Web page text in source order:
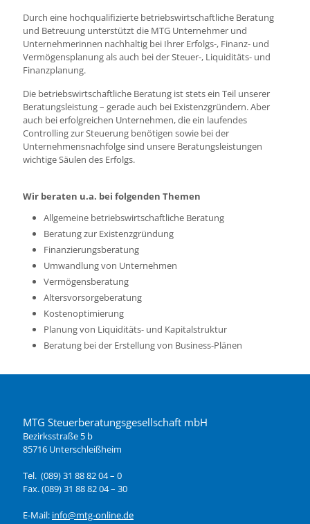
Durch eine hochqualifizierte betriebswirtschaftliche Beratung
und Betreuung unterstützt die MTG Unternehmer und
Unternehmerinnen nachhaltig bei Ihrer Erfolgs-, Finanz- und
Vermögensplanung als auch bei der Steuer-, Liquiditäts- und
Finanzplanung.
Die betriebswirtschaftliche Beratung ist stets ein Teil unserer
Beratungsleistung – gerade auch bei Existenzgründern. Aber
auch bei erfolgreichen Unternehmen, die ein laufendes
Controlling zur Steuerung benötigen sowie bei der
Unternehmensnachfolge sind unsere Beratungsleistungen
wichtige Säulen des Erfolgs.
Wir beraten u.a. bei folgenden Themen
Allgemeine betriebswirtschaftliche Beratung
Beratung zur Existenzgründung
Finanzierungsberatung
Umwandlung von Unternehmen
Vermögensberatung
Altersvorsorgeberatung
Kostenoptimierung
Planung von Liquiditäts- und Kapitalstruktur
Beratung bei der Erstellung von Business-Plänen
MTG Steuerberatungsgesellschaft mbH
Bezirksstraße 5 b
85716 Unterschleißheim
Tel. (089) 31 88 82 04 – 0
Fax. (089) 31 88 82 04 – 30
E-Mail: info@mtg-online.de